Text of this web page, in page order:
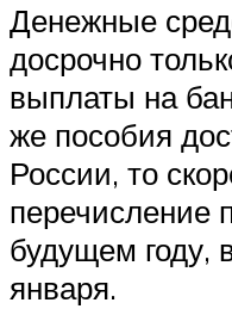
Денежные
досрочно
выплаты на
же пособия
России, то
перечисление
будущем году,
января.